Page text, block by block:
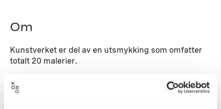
Om
Kunstverket er del av en utsmykking som omfatter
totalt 20 malerier.
Detaljer